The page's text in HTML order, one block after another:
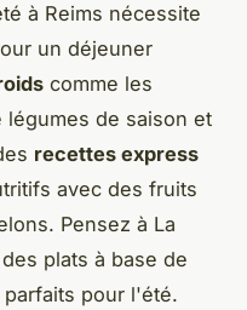
à Reims nécessite
un déjeuner
comme les
de saison et
recettes express
avec des fruits
Pensez à La
plats à base de
pour l'été.